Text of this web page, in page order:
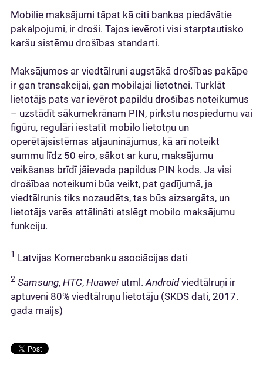
Mobilie maksājumi tāpat kā citi bankas piedāvātie
pakalpojumi, ir droši. Tajos ievēroti visi starptautisko
karšu sistēmu drošības standarti.
Maksājumos ar viedtālruni augstākā drošības pakāpe
ir gan transakcijai, gan mobilajai lietotnei. Turklāt
lietotājs pats var ievērot papildu drošības noteikumus
– uzstādīt sākumekrānam PIN, pirkstu nospiedumu vai
figūru, regulāri iestatīt mobilo lietotņu un
operētājsistēmas atjauninājumus, kā arī noteikt
summu līdz 50 eiro, sākot ar kuru, maksājumu
veikšanas brīdī jāievada papildus PIN kods. Ja visi
drošības noteikumi būs veikt, pat gadījumā, ja
viedtālrunis tiks nozaudēts, tas būs aizsargāts, un
lietotājs varēs attālināti atslēgt mobilo maksājumu
funkciju.
1 Latvijas Komercbanku asociācijas dati
2 Samsung, HTC, Huawei utml. Androidviedtālruņi ir
aptuveni 80% viedtālruņu lietotāju (SKDS dati, 2017.
gada maijs)